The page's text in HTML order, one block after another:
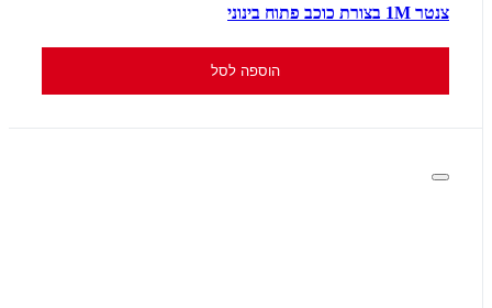
צנטר 1M בצורת כוכב פתוח בינוני
הוספה לסל